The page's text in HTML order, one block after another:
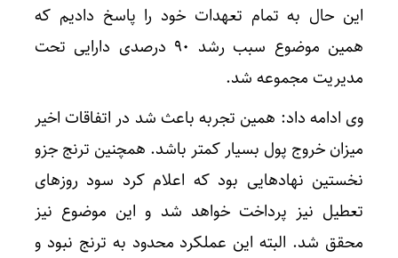
این حال به تمام تعهدات خود را پاسخ دادیم که
همین موضوع سبب رشد ۹۰ درصدی دارایی تحت
مدیریت مجموعه شد.
وی ادامه داد: همین تجربه باعث شد در اتفاقات اخیر
میزان خروج پول بسیار کمتر باشد. همچنین ترنج جزو
نخستین نهاد‌هایی بود که اعلام کرد سود روز‌های
تعطیل نیز پرداخت خواهد شد و این موضوع نیز
محقق شد. البته این عملکرد محدود به ترنج نبود و